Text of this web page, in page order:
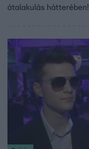
átalakulás hátterében!